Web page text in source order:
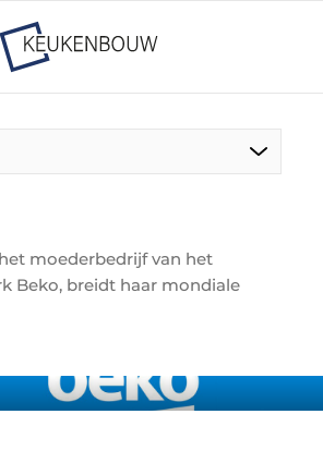
aanmelden
moederbedrijf van het
Beko, breidt haar mondiale